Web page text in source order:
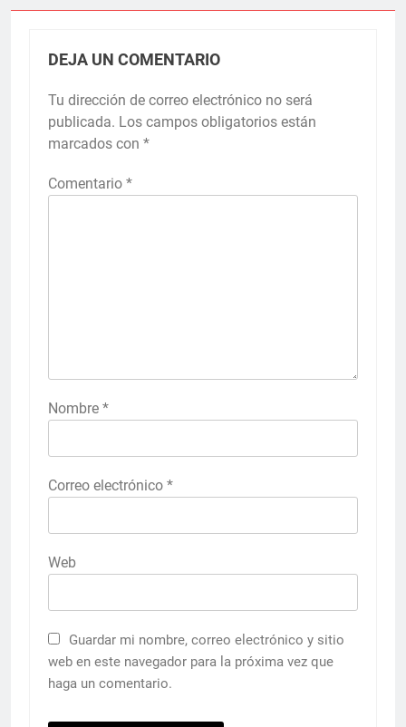
DEJA UN COMENTARIO
Tu dirección de correo electrónico no será
publicada. Los campos obligatorios están
marcados con *
Comentario *
Nombre *
Correo electrónico *
Web
Guardar mi nombre, correo electrónico y sitio
web en este navegador para la próxima vez que
haga un comentario.